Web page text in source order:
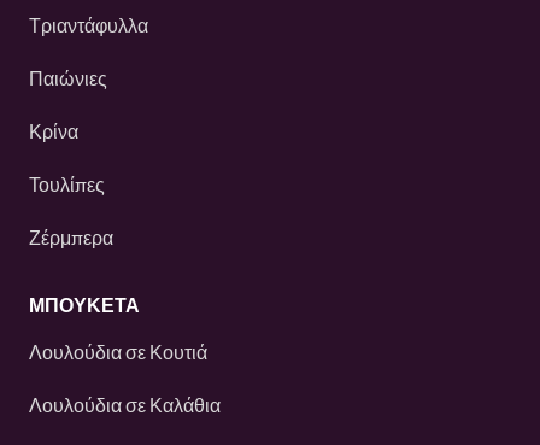
Τριαντάφυλλα
Παιώνιες
Κρίνα
Τουλίπες
Ζέρμπερα
ΜΠΟΥΚΕΤΑ
Λουλούδια σε Κουτιά
Λουλούδια σε Καλάθια